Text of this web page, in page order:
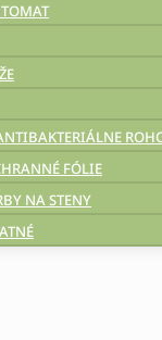
FÓLIE
NA STENY